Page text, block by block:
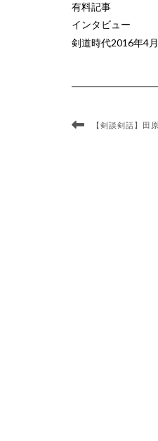
有料記事
インタビュー
剣道時代2016年4
【剣談剣話】